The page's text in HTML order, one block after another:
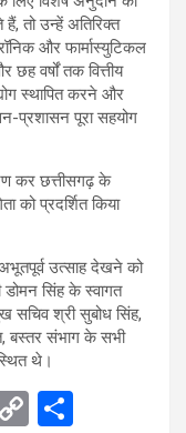
हैं, तो उन्हें अतिरिक्त
और फार्मास्युटिकल
वर्षों तक वित्तीय
स्थापित करने और
प्रशासन पूरा सहयोग
कर छत्तीसगढ़ के
को प्रदर्शित किया
उत्साह देखने को
डोमन सिंह के स्वागत
श्री सुबोध सिंह,
बस्तर संभाग के सभी
थे।
C